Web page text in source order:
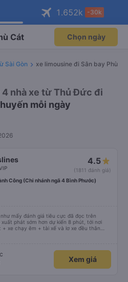
ngay!
viên độc
Mở app
đặt vé máy bay qua
Mở app
1.652k -30k
Cát Chọn ngày
Sài Gòn
xe limousine đi Sân bay Phù
nhà xe từ Thủ Đức đi
mỗi ngày
4.5
(1811 đánh giá)
Công (Chi nhánh ngã 4 Bình Phước)
mấy đánh giá tiêu cực đã đọc trên
phát sớm hơn dự kiến 8 phút, tới nơi
xúc nhiều+ lắm nhưng cá nhân mình
đi vệ sinh. cái hay ở đây
báo, loa báo là dừng 30p nhưng thực
đã lên đông đủ. tóm lại thì lần đầu đi
Xem giá